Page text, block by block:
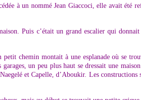
à un nommé Jean Giaccoci, elle avait été
Puis c’était un grand escalier qui
chemin montait à une esplanade où se
un peu plus haut se dressait une maison
et Capelle, d’Aboukir. Les constructions